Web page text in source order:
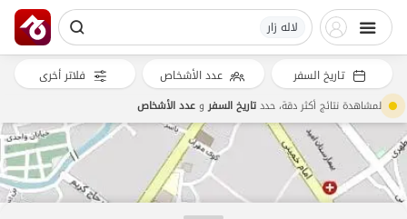
لاله زار
تاريخ السفر عدد الأشخاص فلاتر أخرى
لمشاهدة نتائج أكثر دقة، حددتاريخ السفروعدد الأشخاص